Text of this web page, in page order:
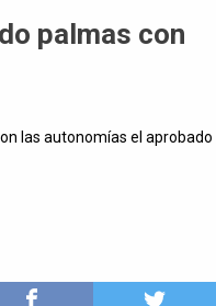
palmas con
las autonomías el aprobado